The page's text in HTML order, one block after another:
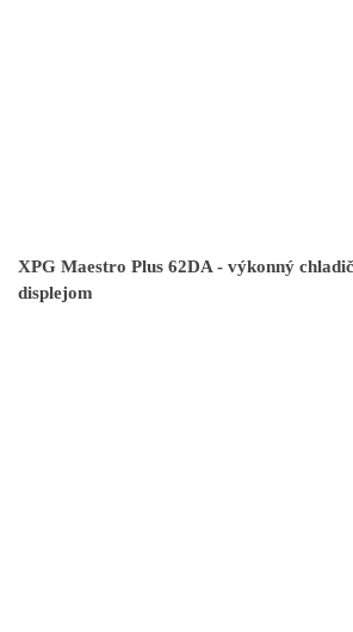
XPG Maestro Plus 62DA - výkonný
displejom